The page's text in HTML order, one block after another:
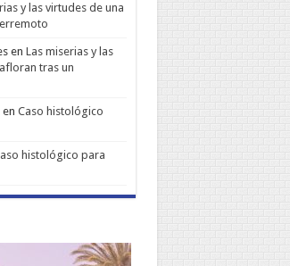
y las virtudes de una
en Las miserias y las
tras un
en Caso histológico
histológico para